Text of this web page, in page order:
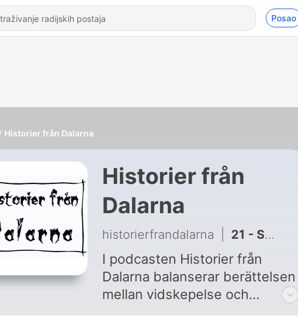
Posao
Historier från Dalarna
Historier från
Dalarna
historierfrandalarna 21 - Styggforsen, Sollerön och ett nytt poddavsnitt
I podcasten Historier från
Dalarna balanserar berättelsen
mellan vidskepelse och
verklighet. Vi får möta farliga